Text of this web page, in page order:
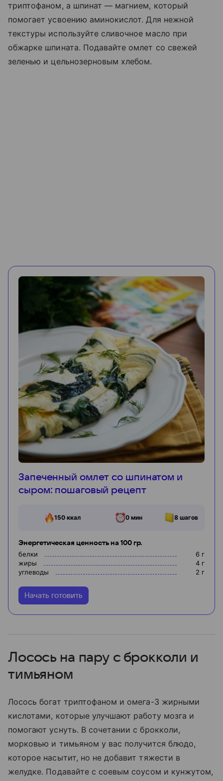
триптофаном, а шпинат — магнием, который
помогает усвоению аминокислот. Для нежной
текстуры используйте сливочное масло при
обжарке шпината. Подавайте омлет со свежей
зеленью и цельнозерновым хлебом.
Запеченный омлет со шпинатом и
сыром: пошаговый рецепт
150ккал 0 мин 8 шагов
Энергетическая ценность на 100 гр.
белки 6 г
жиры
4 г
углеводы
2 г
Начать готовить
Лосось на пару с брокколи и
тимьяном
Лосось богат триптофаном и омега-3 жирными
кислотами, которые улучшают работу мозга и
помогают уснуть. В сочетании с брокколи,
морковью и тимьяном у вас получится блюдо,
которое насытит, но не добавит тяжести в
желудке. Подавайте с соевым соусом и кунжутом,